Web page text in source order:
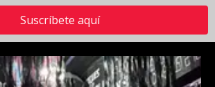
Suscríbete aquí